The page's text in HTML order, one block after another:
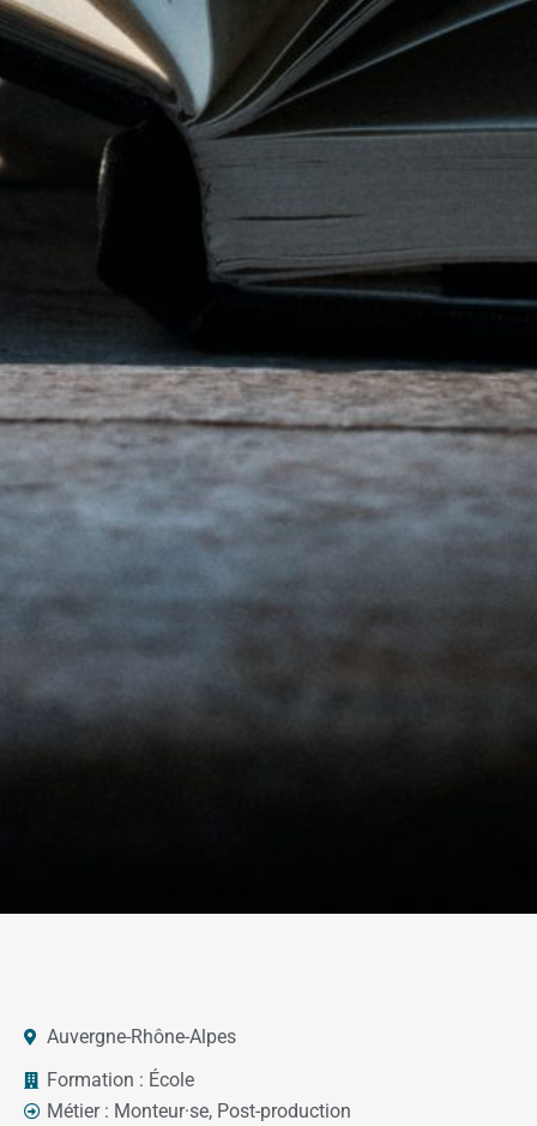
Auvergne-Rhône-Alpes
Formation : École
Métier : Monteur·se, Post-production